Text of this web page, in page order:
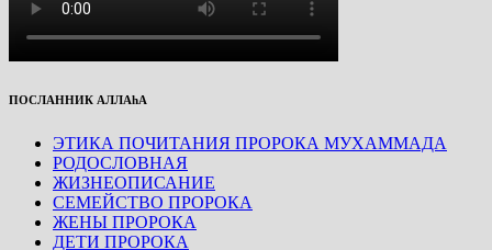
ПОСЛАННИК АЛЛАhА
ЭТИКА ПОЧИТАНИЯ ПРОРОКА МУХАММАДА
РОДОСЛОВНАЯ
ЖИЗНЕОПИСАНИЕ
СЕМЕЙСТВО ПРОРОКА
ЖЕНЫ ПРОРОКА
ДЕТИ ПРОРОКА